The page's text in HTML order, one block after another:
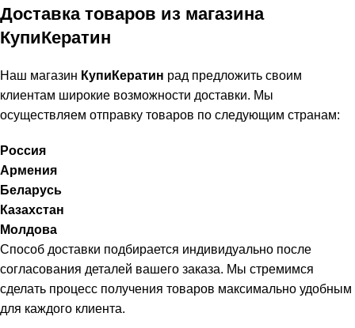
Доставка товаров из магазина
КупиКератин
Наш магазин КупиКератин рад предложить своим
клиентам широкие возможности доставки. Мы
осуществляем отправку товаров по следующим странам:
Россия
Армения
Беларусь
Казахстан
Молдова
Способ доставки подбирается индивидуально после
согласования деталей вашего заказа. Мы стремимся
сделать процесс получения товаров максимально удобным
для каждого клиента.